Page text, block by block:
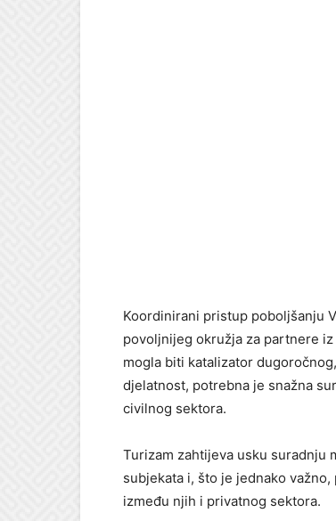
Koordinirani pristup poboljšanju
povoljnijeg okružja za partnere
mogla biti katalizator
djelatnost, potrebna je snažna
civilnog sektora.
Turizam zahtijeva usku suradnju
subjekata i, što je jednako
između njih i privatnog sektora.